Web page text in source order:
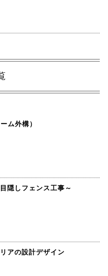
ム外構）
隠しフェンス工事～
アの設計デザイン